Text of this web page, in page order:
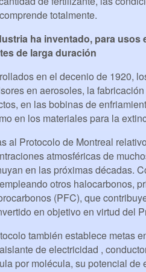
totalmente.
ha inventado, para
de larga duración
en el decenio de 1920,
en aerosoles, la
en las bobinas de
en los materiales para la
al Protocolo de Montreal
atmosféricas de
en las próximas décadas.
otros halocarbonos,
(PFC), que
en objetivo en virtud del
también establece metas
de electricidad ,
por molécula, su potencial